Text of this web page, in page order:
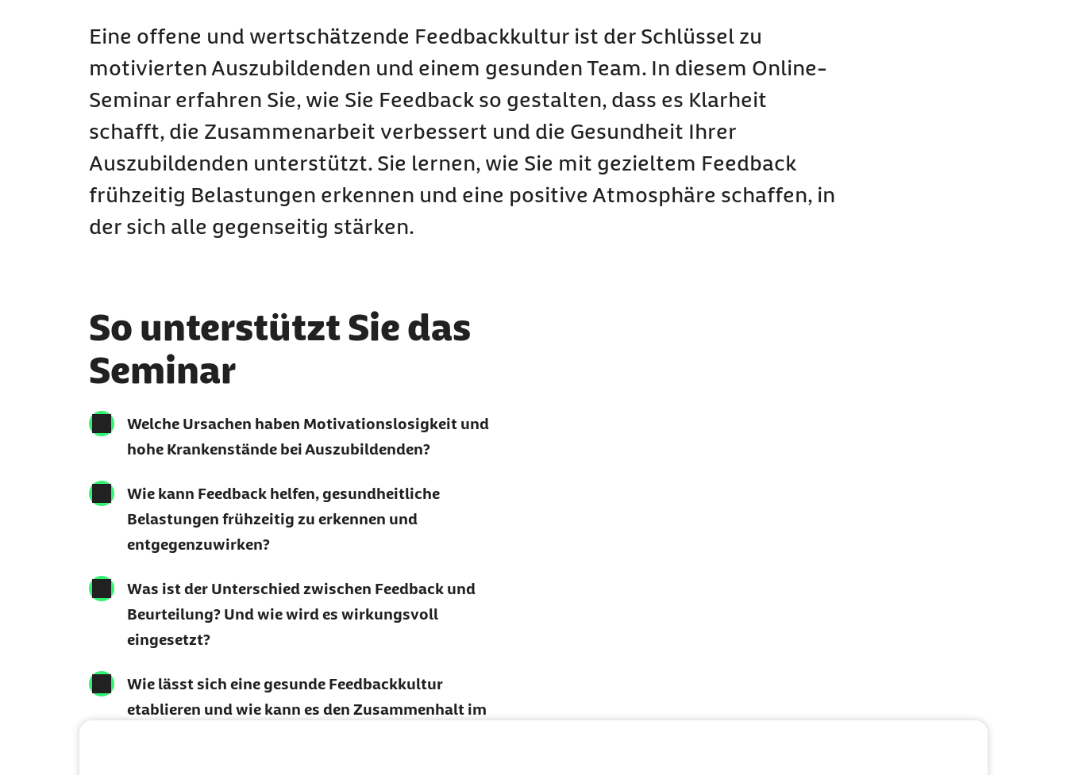
Eine offene und wertschätzende Feedbackkultur ist der Schlüssel zu
motivierten Auszubildenden und einem gesunden Team. In diesem Online-
Seminar erfahren Sie, wie Sie Feedback so gestalten, dass es Klarheit
schafft, die Zusammenarbeit verbessert und die Gesundheit Ihrer
Auszubildenden unterstützt. Sie lernen, wie Sie mit gezieltem Feedback
frühzeitig Belastungen erkennen und eine positive Atmosphäre schaffen, in
der sich alle gegenseitig stärken.
So unterstützt Sie das
Seminar
Welche Ursachen haben Motivationslosigkeit und
hohe Krankenstände bei Auszubildenden?
Wie kann Feedback helfen, gesundheitliche
Belastungen frühzeitig zu erkennen und
entgegenzuwirken?
Was ist der Unterschied zwischen Feedback und
Beurteilung? Und wie wird es wirkungsvoll
eingesetzt?
Wie lässt sich eine gesunde Feedbackkultur
etablieren und wie kann es den Zusammenhalt im